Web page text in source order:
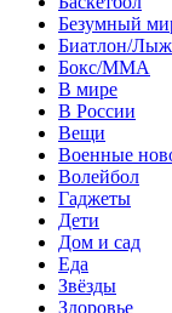
Безумный
Биатлон/
Бокс/MMA
В мире
В России
Вещи
Военные
Волейбол
Гаджеты
Дети
Дом и сад
Еда
Звёзды
Здоровье